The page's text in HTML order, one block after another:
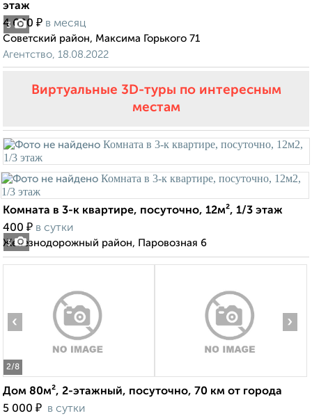
3
этаж
4 600 ₽ в месяц
Советский район, Максима Горького 71
Агентство, 18.08.2022
Виртуальные 3D-туры по интересным
местам
3
Комната в 3-к квартире, посуточно, 12м², 1/3 этаж
400 ₽ в сутки
Железнодорожный район, Паровозная 6
2/8
‹ ›
Дом 80м², 2-этажный, посуточно, 70 км от города
5 000 ₽ в сутки